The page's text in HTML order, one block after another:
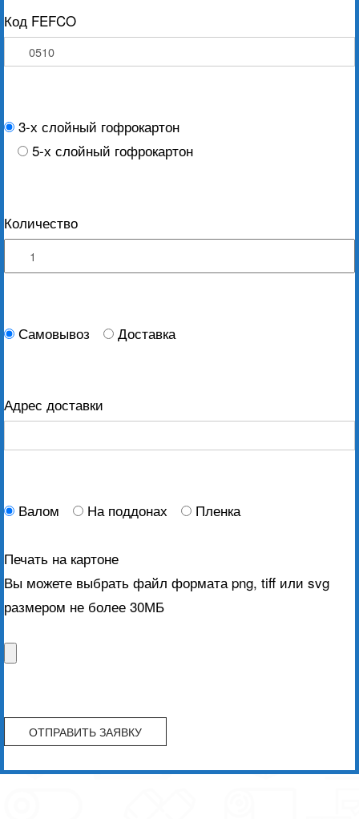
Код FEFCO
3-х слойный гофрокартон
5-х слойный гофрокартон
Количество
Самовывоз Доставка
Адрес доставки
Валом На поддонах Пленка
Печать на картоне
Вы можете выбрать файл формата png, tiff или svg
размером не более 30МБ